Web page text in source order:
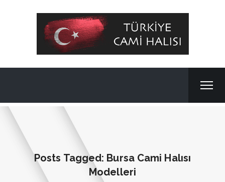
Posts Tagged: Bursa Cami Halısı
Modelleri